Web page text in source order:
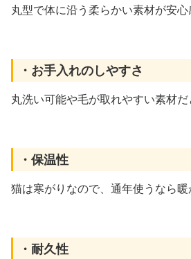
丸型で体に沿う柔らかい素材が安
・お手入れのしやすさ
丸洗い可能や毛が取れやすい素材
・保温性
猫は寒がりなので、通年使うなら
・耐久性